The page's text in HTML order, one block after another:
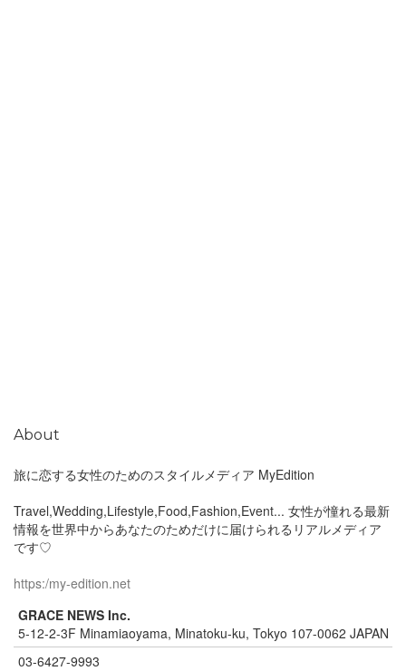
About
旅に恋する女性のためのスタイルメディア MyEdition
Travel,Wedding,Lifestyle,Food,Fashion,Event... 女性が憧れる最新
情報を世界中からあなたのためだけに届けられるリアルメディア
です♡
https:/my-edition.net
GRACE NEWS Inc.
5-12-2-3F Minamiaoyama, Minatoku-ku, Tokyo 107-0062 JAPAN
03-6427-9993